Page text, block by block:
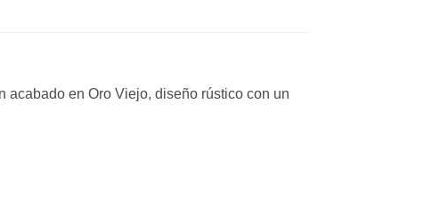
acabado en Oro Viejo, diseño rústico con un